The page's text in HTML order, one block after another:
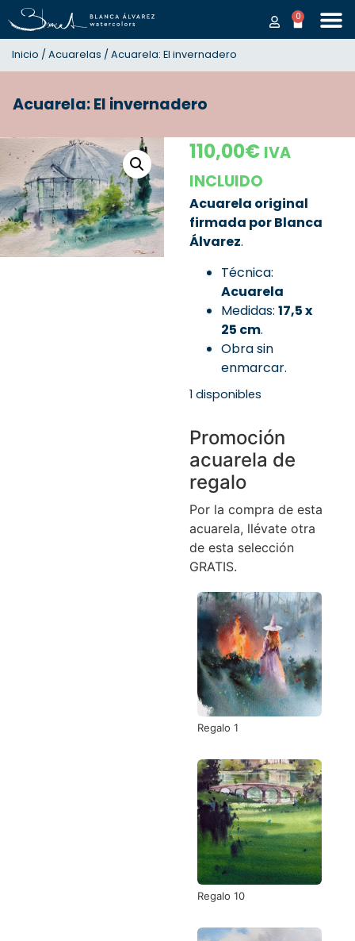
0
Inicio / Acuarelas / Acuarela: El invernadero
Acuarela: El invernadero
110,00€ IVA
INCLUIDO
Acuarela original
firmada por Blanca
Álvarez.
Técnica:
Acuarela
Medidas: 17,5x
25 cm.
Obra sin
enmarcar.
1 disponibles
Promoción
acuarela de
regalo
Por la compra de esta
acuarela, llévate otra
de esta selección
GRATIS.
Regalo 1
Regalo 10